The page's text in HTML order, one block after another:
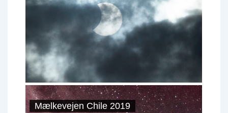
Mælkevejen Chile 2019